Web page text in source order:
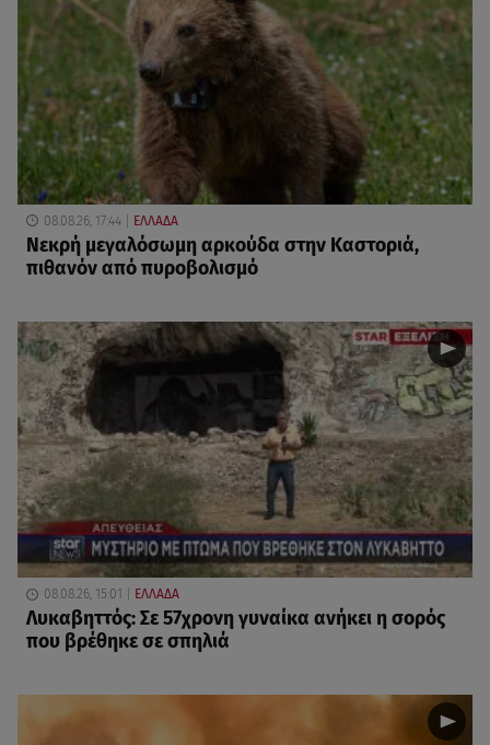
08.08.26, 17:44 ΕΛΛΑΔΑ
Νεκρή μεγαλόσωμη αρκούδα στην Καστοριά,
πιθανόν από πυροβολισμό
08.08.26, 15:01 ΕΛΛΑΔΑ
Λυκαβηττός: Σε 57χρονη γυναίκα ανήκει η σορός
που βρέθηκε σε σπηλιά